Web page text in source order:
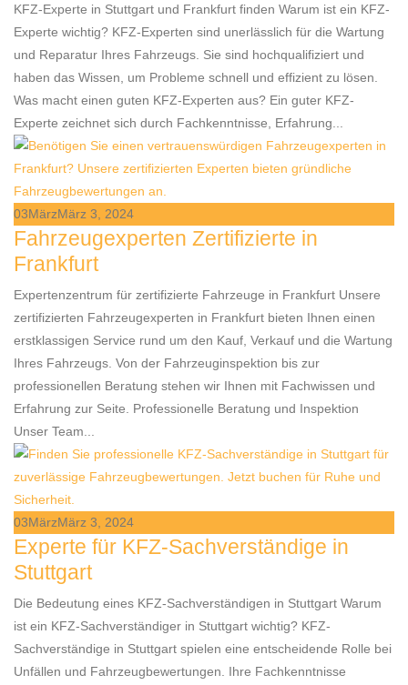
KFZ-Experte in Stuttgart und Frankfurt finden Warum ist ein KFZ-
Experte wichtig? KFZ-Experten sind unerlässlich für die Wartung
und Reparatur Ihres Fahrzeugs. Sie sind hochqualifiziert und
haben das Wissen, um Probleme schnell und effizient zu lösen.
Was macht einen guten KFZ-Experten aus? Ein guter KFZ-
Experte zeichnet sich durch Fachkenntnisse, Erfahrung...
03MärzMärz 3, 2024
Fahrzeugexperten Zertifizierte in
Frankfurt
Expertenzentrum für zertifizierte Fahrzeuge in Frankfurt Unsere
zertifizierten Fahrzeugexperten in Frankfurt bieten Ihnen einen
erstklassigen Service rund um den Kauf, Verkauf und die Wartung
Ihres Fahrzeugs. Von der Fahrzeuginspektion bis zur
professionellen Beratung stehen wir Ihnen mit Fachwissen und
Erfahrung zur Seite. Professionelle Beratung und Inspektion
Unser Team...
03MärzMärz 3, 2024
Experte für KFZ-Sachverständige in
Stuttgart
Die Bedeutung eines KFZ-Sachverständigen in Stuttgart Warum
ist ein KFZ-Sachverständiger in Stuttgart wichtig? KFZ-
Sachverständige in Stuttgart spielen eine entscheidende Rolle bei
Unfällen und Fahrzeugbewertungen. Ihre Fachkenntnisse